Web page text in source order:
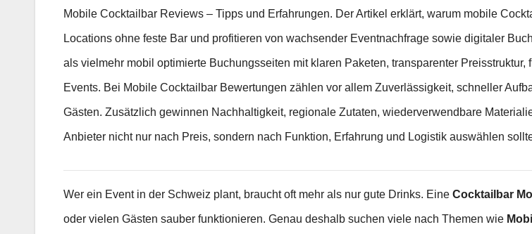
Mobile Cocktailbar Reviews – Tipps und Erfahrungen. Der Artikel erklärt, warum mobile
Locations ohne feste Bar und profitieren von wachsender Eventnachfrage sowie digitaler
als vielmehr mobil optimierte Buchungsseiten mit klaren Paketen, transparenter
Events. Bei Mobile Cocktailbar Bewertungen zählen vor allem Zuverlässigkeit, schneller
Gästen. Zusätzlich gewinnen Nachhaltigkeit, regionale Zutaten, wiederverwendbare
Anbieter nicht nur nach Preis, sondern nach Funktion, Erfahrung und Logistik auswählen
Wer ein Event in der Schweiz plant, braucht oft mehr als nur gute Drinks. Eine Cocktailbar
oder vielen Gästen sauber funktionieren. Genau deshalb suchen viele nach Themen wie